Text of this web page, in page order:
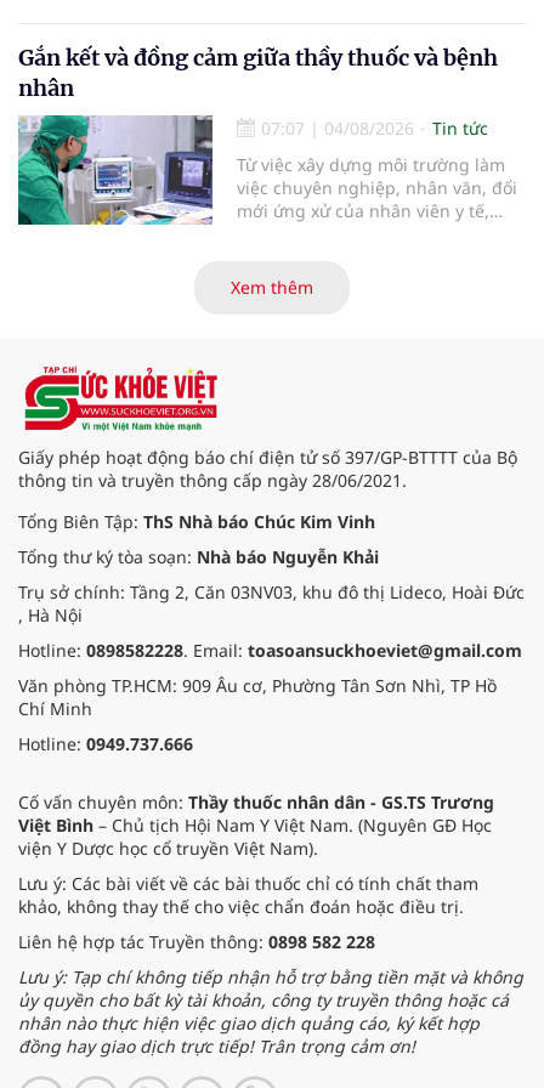
biểu mô tế bào thận. Với khối u còn
ở giai đoạn sớm, người bệnh được
bằng phẫu thuật robot thay vì phải
cắt bỏ toàn bộ quả thận như trước
đây.
Gắn kết và đồng cảm giữa thầy thuốc và bệnh
nhân
07:07 | 04/08/2026
Tin tức
Từ việc xây dựng môi trường làm
việc chuyên nghiệp, nhân văn, đổi
mới ứng xử của nhân viên y tế,
đồng cảm, gắn kết cao giữa thầy
thuốc với bệnh nhân.
Xem thêm
Giấy phép hoạt động báo chí điện tử số 397/GP-BTTTT của Bộ
thông tin và truyền thông cấp ngày 28/06/2021.
Tổng Biên Tập: ThS Nhà báo Chúc Kim Vinh
Tổng thư ký tòa soạn: Nhà báo Nguyễn Khải
Trụ sở chính: Tầng 2, Căn 03NV03, khu đô thị Lideco, Hoài Đức
, Hà Nội
Hotline: 0898582228. Email: toasoansuckhoeviet@gmail.com
Văn phòng TP.HCM: 909 Âu cơ, Phường Tân Sơn Nhì, TP Hồ
Chí Minh
Hotline: 0949.737.666
Cố vấn chuyên môn: Thầy thuốc nhân dân - GS.TS Trương
Việt Bình – Chủ tịch Hội Nam Y Việt Nam. (Nguyên GĐ Học
viện Y Dược học cổ truyền Việt Nam).
Lưu ý: Các bài viết về các bài thuốc chỉ có tính chất tham
khảo, không thay thế cho việc chẩn đoán hoặc điều trị.
Liên hệ hợp tác Truyền thông: 0898 582 228
Lưu ý: Tạp chí không tiếp nhận hỗ trợ bằng tiền mặt và không
ủy quyền cho bất kỳ tài khoản, công ty truyền thông hoặc cá
nhân nào thực hiện việc giao dịch quảng cáo, ký kết hợp
đồng hay giao dịch trực tiếp! Trân trọng cảm ơn!